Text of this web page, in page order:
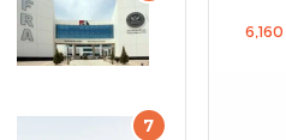
6٬160